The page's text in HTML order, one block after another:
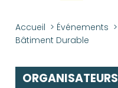
Accueil > Événements >
Bâtiment Durable
ORGANISATEURS